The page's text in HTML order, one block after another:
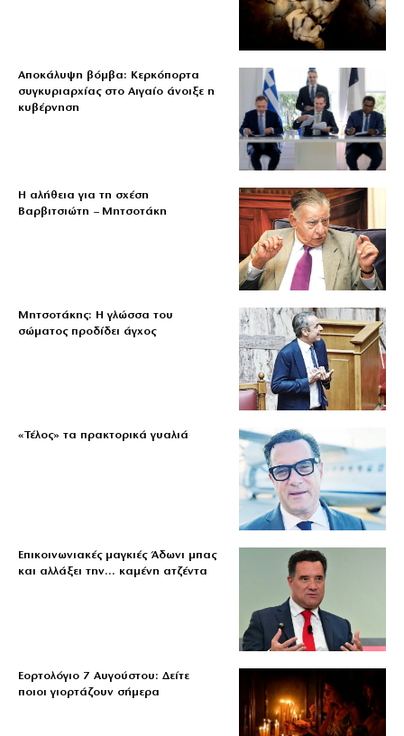
Αποκάλυψη βόμβα: Κερκόπορτα
συγκυριαρχίας στο Αιγαίο άνοιξε η
κυβέρνηση
Η αλήθεια για τη σχέση
Βαρβιτσιώτη – Μητσοτάκη
Μητσοτάκης: Η γλώσσα του
σώματος προδίδει άγχος
«Τέλος» τα πρακτορικά γυαλιά
Επικοινωνιακές μαγκιές Άδωνι μπας
και αλλάξει την… καμένη ατζέντα
Εορτολόγιο 7 Αυγούστου: Δείτε
ποιοι γιορτάζουν σήμερα